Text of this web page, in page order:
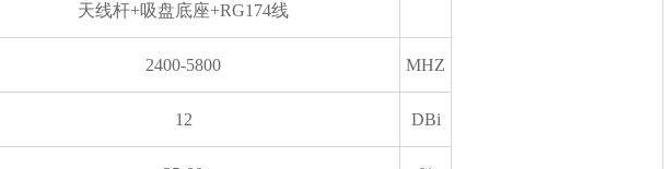
天线杆+吸盘底座+RG174线
2400-5800 MHZ
12 DBi